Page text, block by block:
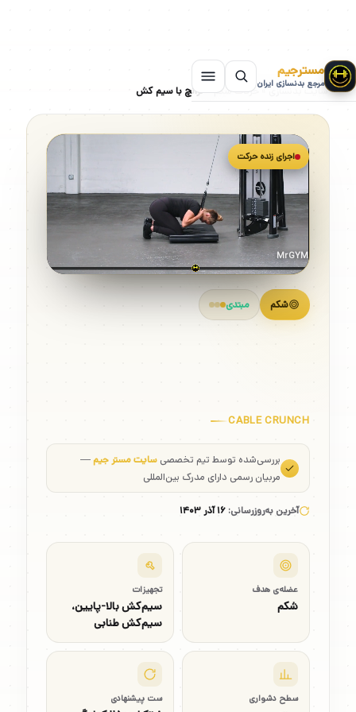
مسترجیم
مرجع بدنسازی ایران
سایت بدنسازی»حرکات شکم»کرانچ با سیم کش
شکم مبتدی
CABLE CRUNCH
بررسی‌شده توسط تیم تخصصیسایت مستر جیم—
مربیان رسمی دارای مدرک بین‌المللی
آخرین به‌روزرسانی:۱۶ آذر ۱۴۰۳
عضله‌ی هدف
شکم
تجهیزات
سیم‌کش بالا-پایین،
سیم‌کش طنابی
سطح دشواری ست پیشنهادی
اجرای زنده حرکت
MrGYM